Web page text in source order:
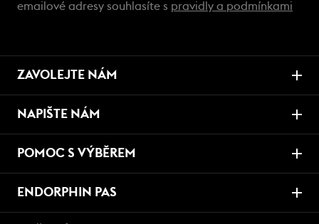
emailové adresy souhlasíte s pravidly a podmínkami
ZAVOLEJTE NÁM
NAPIŠTE NÁM
POMOC S VÝBĚREM
ENDORPHIN PAS